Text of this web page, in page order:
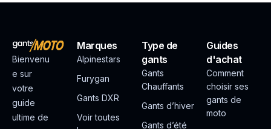
Bienvenu
e sur
votre
guide
ultime de
Marques
Alpinestars
Furygan
Gants DXR
Voir toutes
Type de
gants
Gants
Chauffants
Gants d’hiver
Gants d’été
Guides
d'achat
Comment
choisir ses
gants de
moto